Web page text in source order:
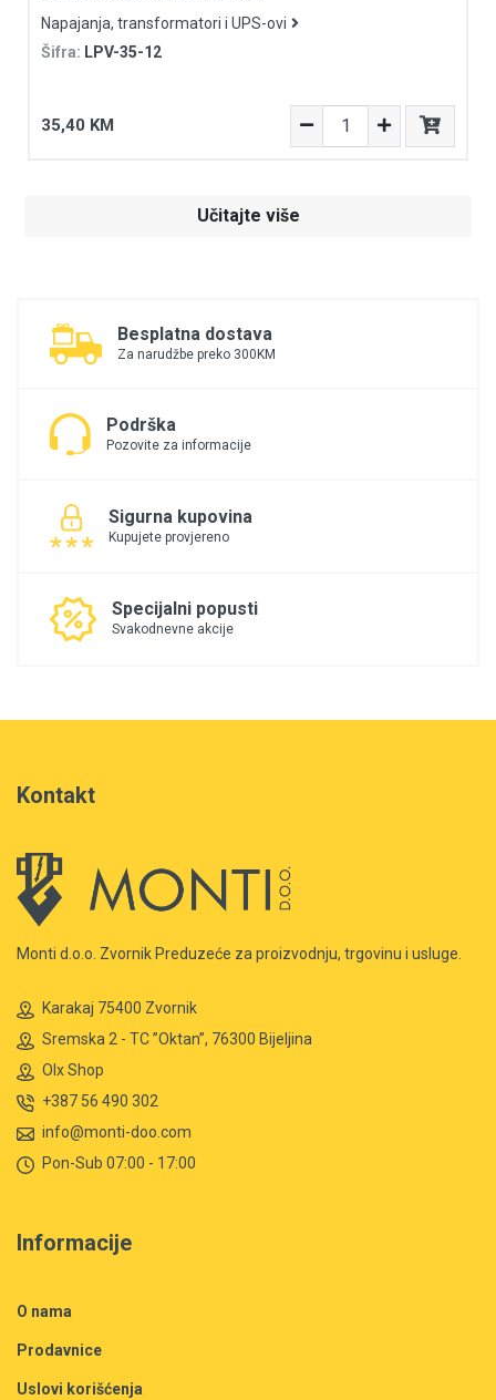
Napajanja, transformatori i UPS-ovi
Šifra: LPV-35-12
35,40 KM
Učitajte više
Besplatna dostava
Za narudžbe preko 300KM
Podrška
Pozovite za informacije
Sigurna kupovina
Kupujete provjereno
Specijalni popusti
Svakodnevne akcije
Kontakt
Monti d.o.o. Zvornik Preduzeće za proizvodnju, trgovinu i usluge.
Karakaj 75400 Zvornik
Sremska 2 - TC ”Oktan”, 76300 Bijeljina
Olx Shop
+387 56 490 302
info@monti-doo.com
Pon-Sub 07:00 - 17:00
Informacije
O nama
Prodavnice
Uslovi korišćenja